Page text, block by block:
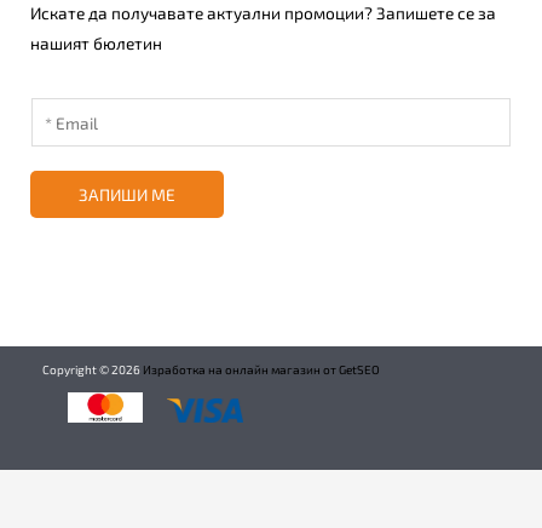
Искате да получавате актуални промоции? Запишете се за
нашият бюлетин
ЗАПИШИ МЕ
Copyright ©2026 Изработка на онлайн магазин от GetSEO